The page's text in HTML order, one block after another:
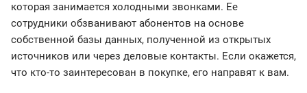
которая занимается холодными звонками. Ее
сотрудники обзванивают абонентов на основе
собственной базы данных, полученной из открытых
источников или через деловые контакты. Если окажется,
что кто-то заинтересован в покупке, его направят к вам.